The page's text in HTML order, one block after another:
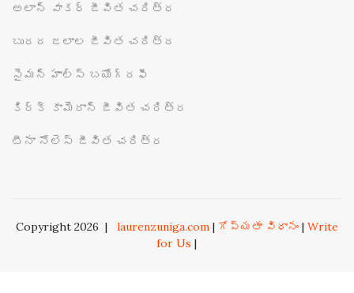
అలాన్ వాకర్ జీవిత చరిత్ర
బురద జలాల జీవిత చరిత్ర
సైమన్ హాల్స్ బయోగ్రఫీ
కిర్క్ కామెరాన్ జీవిత చరిత్ర
టీనా నోలెస్ జీవిత చరిత్ర
Copyright 2026 | laurenzuniga.com | గోప్యతా విధానం | Write
for Us |